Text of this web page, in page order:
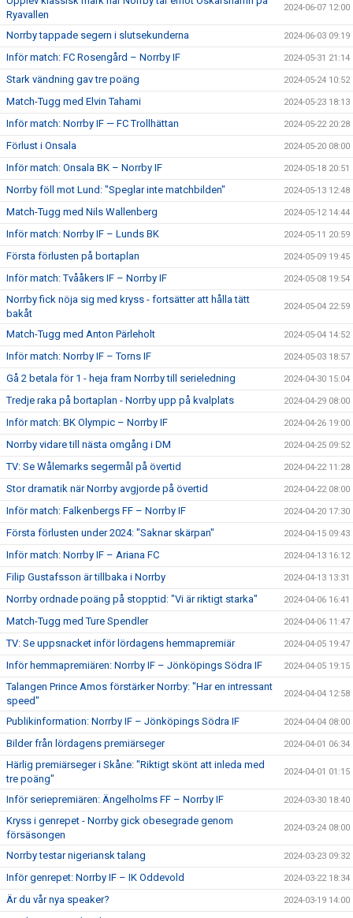
Ryavallen
2024-06-07 12:00
Norrby tappade segern i slutsekunderna 2024-06-03 09:19
Inför match: FC Rosengård – Norrby IF 2024-05-31 21:14
Stark vändning gav tre poäng 2024-05-24 10:52
Match-Tugg med Elvin Tahami 2024-05-23 18:13
Inför match: Norrby IF — FC Trollhättan 2024-05-22 20:28
Förlust i Onsala 2024-05-20 08:00
Inför match: Onsala BK – Norrby IF 2024-05-18 20:51
Norrby föll mot Lund: "Speglar inte matchbilden" 2024-05-13 12:48
Match-Tugg med Nils Wallenberg 2024-05-12 14:44
Inför match: Norrby IF – Lunds BK 2024-05-11 20:59
Första förlusten på bortaplan 2024-05-09 19:45
Inför match: Tvååkers IF – Norrby IF 2024-05-08 19:54
Norrby fick nöja sig med kryss - fortsätter att hålla tätt
bakåt
2024-05-04 22:59
Match-Tugg med Anton Pärleholt 2024-05-04 14:52
Inför match: Norrby IF – Torns IF 2024-05-03 18:57
Gå 2 betala för 1 - heja fram Norrby till serieledning 2024-04-30 15:04
Tredje raka på bortaplan - Norrby upp på kvalplats 2024-04-29 08:00
Inför match: BK Olympic – Norrby IF 2024-04-26 19:00
Norrby vidare till nästa omgång i DM 2024-04-25 09:52
TV: Se Wålemarks segermål på övertid 2024-04-22 11:28
Stor dramatik när Norrby avgjorde på övertid 2024-04-22 08:00
Inför match: Falkenbergs FF – Norrby IF 2024-04-20 17:30
Första förlusten under 2024: "Saknar skärpan" 2024-04-15 09:43
Inför match: Norrby IF – Ariana FC 2024-04-13 16:12
Filip Gustafsson är tillbaka i Norrby 2024-04-13 13:31
Norrby ordnade poäng på stopptid: "Vi är riktigt starka" 2024-04-06 16:41
Match-Tugg med Ture Spendler 2024-04-06 11:47
TV: Se uppsnacket inför lördagens hemmapremiär 2024-04-05 19:47
Inför hemmapremiären: Norrby IF – Jönköpings Södra IF 2024-04-05 19:15
Talangen Prince Amos förstärker Norrby: "Har en intressant
speed"
2024-04-04 12:58
Publikinformation: Norrby IF – Jönköpings Södra IF 2024-04-04 08:00
Bilder från lördagens premiärseger 2024-04-01 06:34
Härlig premiärseger i Skåne: "Riktigt skönt att inleda med
tre poäng"
2024-04-01 01:15
Inför seriepremiären: Ängelholms FF – Norrby IF 2024-03-30 18:40
Kryss i genrepet - Norrby gick obesegrade genom
försäsongen
2024-03-24 08:00
Norrby testar nigeriansk talang 2024-03-23 09:32
Inför genrepet: Norrby IF – IK Oddevold 2024-03-22 18:34
Är du vår nya speaker? 2024-03-19 14:00